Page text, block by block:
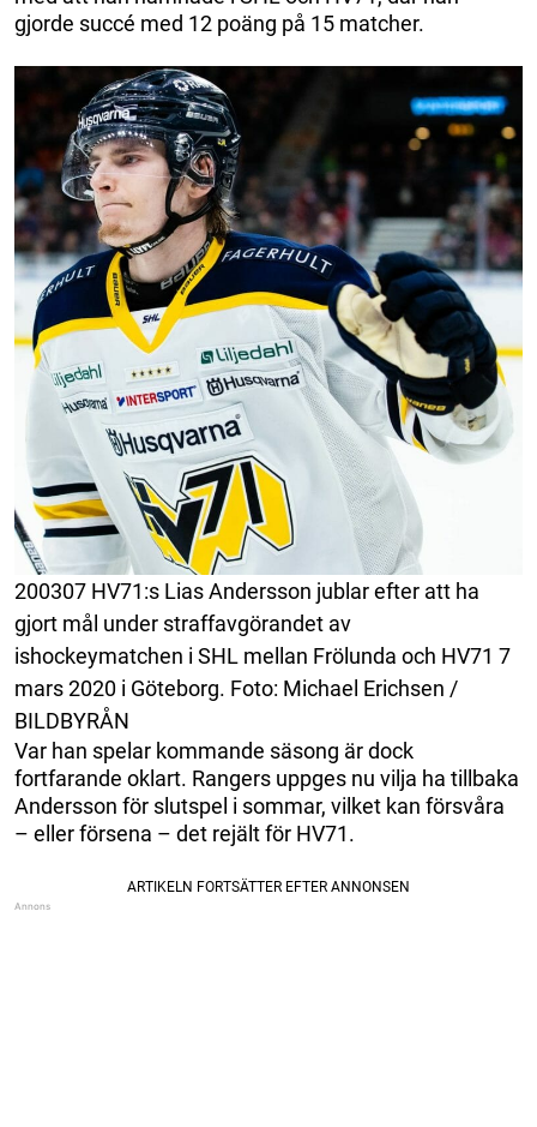
gjorde succé med 12 poäng på 15 matcher.
200307 HV71:s Lias Andersson jublar efter att ha
gjort mål under straffavgörandet av
ishockeymatchen i SHL mellan Frölunda och HV71 7
mars 2020 i Göteborg. Foto: Michael Erichsen /
BILDBYRÅN
Var han spelar kommande säsong är dock
fortfarande oklart. Rangers uppges nu vilja ha tillbaka
Andersson för slutspel i sommar, vilket kan försvåra
– eller försena – det rejält för HV71.